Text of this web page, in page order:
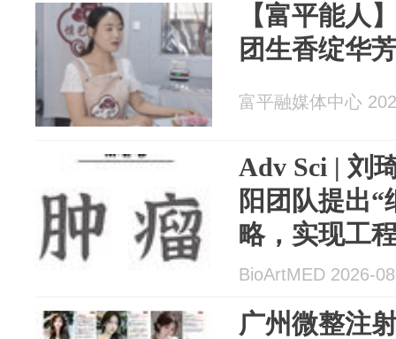
【富平能人
团生香绽华
富平融媒体中心
Adv Sci | 刘
阳团队提出
略，实现工
肿瘤免疫治
BioArtMED 2026-
广州微整注